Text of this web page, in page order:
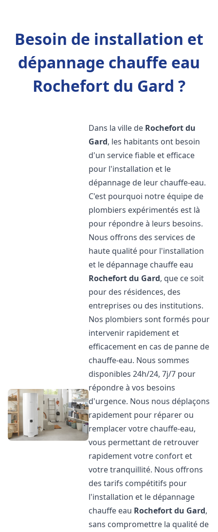
Besoin de installation et
dépannage chauffe eau
Rochefort du Gard ?
Dans la ville de Rochefort du
Gard, les habitants ont besoin
d'un service fiable et efficace
pour l'installation et le
dépannage de leur chauffe-eau.
C'est pourquoi notre équipe de
plombiers expérimentés est là
pour répondre à leurs besoins.
Nous offrons des services de
haute qualité pour l'installation
et le dépannage chauffe eau
Rochefort du Gard, que ce soit
pour des résidences, des
entreprises ou des institutions.
Nos plombiers sont formés pour
intervenir rapidement et
efficacement en cas de panne de
chauffe-eau. Nous sommes
disponibles 24h/24, 7j/7 pour
répondre à vos besoins
d'urgence. Nous nous déplaçons
rapidement pour réparer ou
remplacer votre chauffe-eau,
vous permettant de retrouver
rapidement votre confort et
votre tranquillité. Nous offrons
des tarifs compétitifs pour
l'installation et le dépannage
chauffe eau Rochefort du Gard,
sans compromettre la qualité de